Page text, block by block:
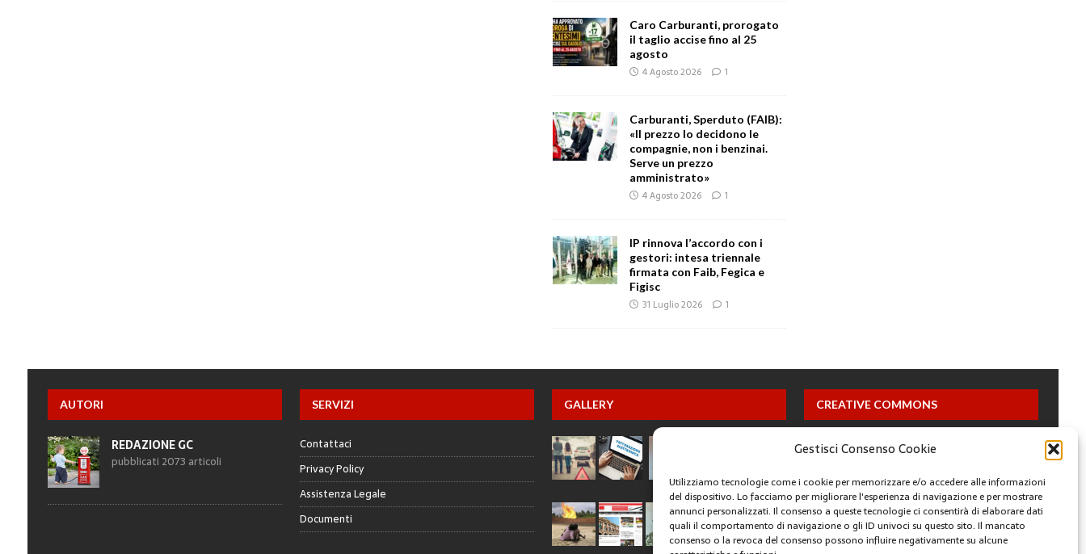
Gestisci Consenso Cookie
Utilizziamo tecnologie come i cookie per memorizzare e/o accedere alle informazioni
del dispositivo. Lo facciamo per migliorare l'esperienza di navigazione e per mostrare
annunci personalizzati. Il consenso a queste tecnologie ci consentirà di elaborare dati
quali il comportamento di navigazione o gli ID univoci su questo sito. Il mancato
consenso o la revoca del consenso possono influire negativamente su alcune
Caro Carburanti, prorogato
il taglio accise fino al 25
agosto
4 Agosto 2026 1
Carburanti, Sperduto (FAIB):
«Il prezzo lo decidono le
compagnie, non i benzinai.
Serve un prezzo
amministrato»
4 Agosto 2026 1
IP rinnova l’accordo con i
gestori: intesa triennale
firmata con Faib, Fegica e
Figisc
31 Luglio 2026 1
AUTORI
REDAZIONE GC
pubblicati 2073 articoli
SERVIZI
Contattaci
Privacy Policy
Assistenza Legale
Documenti
GALLERY CREATIVE COMMONS
Questa opera è concessa in licenza con i termini
ARCHIVI